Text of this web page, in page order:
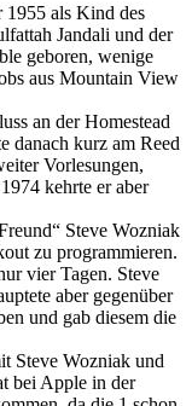
1955 als Kind des
Jandali und der
geboren, wenige
aus Mountain View
an der Homestead
danach kurz am Reed
Vorlesungen,
kehrte er aber
Steve Wozniak
zu programmieren.
vier Tagen. Steve
aber gegenüber
und gab diesem die
Steve Wozniak und
bei Apple in der